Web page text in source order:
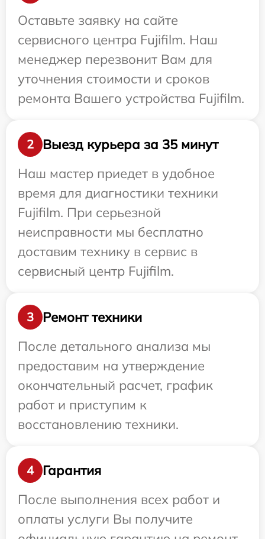
Оставьте заявку на сайте
сервисного центра Fujifilm. Наш
менеджер перезвонит Вам для
уточнения стоимости и сроков
ремонта Вашего устройства Fujifilm.
2
Выезд курьера за 35 минут
Наш мастер приедет в удобное
время для диагностики техники
Fujifilm. При серьезной
неисправности мы бесплатно
доставим технику в сервис в
сервисный центр Fujifilm.
3
Ремонт техники
После детального анализа мы
предоставим на утверждение
окончательный расчет, график
работ и приступим к
восстановлению техники.
4
Гарантия
После выполнения всех работ и
оплаты услуги Вы получите